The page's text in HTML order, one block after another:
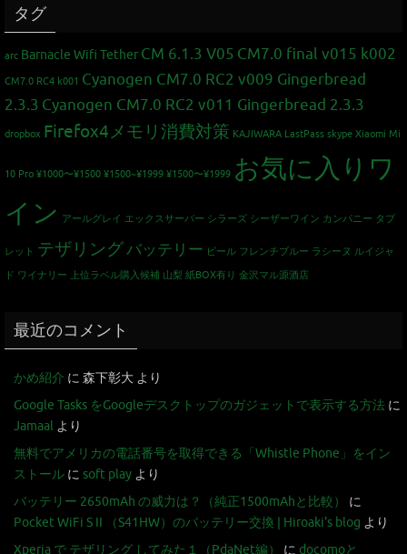
タグ
arc Barnacle Wifi Tether CM 6.1.3 V05 CM7.0 final v015 k002
CM7.0 RC4 k001 Cyanogen CM7.0 RC2 v009 Gingerbread
2.3.3 Cyanogen CM7.0 RC2 v011 Gingerbread 2.3.3
dropbox Firefox4メモリ消費対策 KAJIWARA LastPass skype Xiaomi Mi
10 Pro ¥1000〜¥1500 ¥1500~¥1999 ¥1500〜¥1999 お気に入りワ
イン アールグレイ エックスサーバー シラーズ シーザーワイン カンパニー タブ
レット テザリングバッテリー ビール フレンチブルー ラシーヌ ルイジャ
ド ワイナリー 上位ラベル購入候補 山梨 紙BOX有り 金沢マル源酒店
最近のコメント
かめ紹介 に 森下彰大 より
Google Tasks をGoogleデスクトップのガジェットで表示する方法 に
Jamaal より
無料でアメリカの電話番号を取得できる「Whistle Phone」をイン
ストール に soft play より
バッテリー 2650mAh の威力は？（純正1500mAhと比較）
に
Pocket WiFi S II （S41HW）のバッテリー交換 | Hiroaki's blog より
Xperia で テザリング してみた１（PdaNet編）
に docomoと